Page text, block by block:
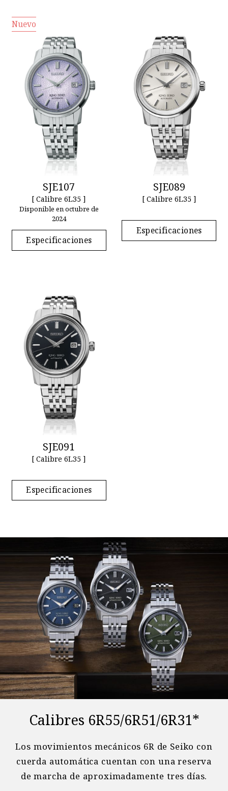
Nuevo
SJE107
[ Calibre 6L35 ]
Disponible en octubre de
2024
Especificaciones
SJE089
[ Calibre 6L35 ]
Especificaciones
SJE091
[ Calibre 6L35 ]
Especificaciones
Calibres 6R55/6R51/6R31*
Los movimientos mecánicos 6R de Seiko con
cuerda automática cuentan con una reserva
de marcha de aproximadamente tres días.